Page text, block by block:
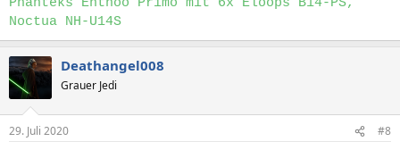
Noctua NH-U14S
Deathangel008
Grauer Jedi
29. Juli 2020 #8